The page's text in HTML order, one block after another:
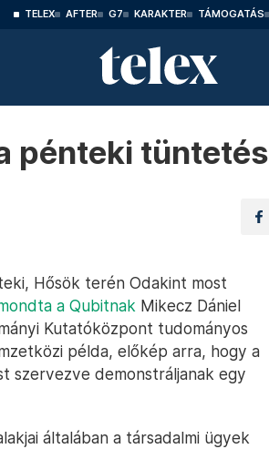
TELEX AFTER G7 KARAKTER TÁMOGATÁS
pénteki
Hősök terén Odakint most
a Qubitnak Mikecz Dániel
Kutatóközpont tudományos
példa, előkép arra, hogy a
szervezve demonstráljanak egy
általában a társadalmi ügyek